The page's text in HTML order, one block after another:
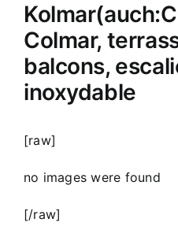
Colmar,
balcons,
inoxydable
[raw]
no images were found
[/raw]